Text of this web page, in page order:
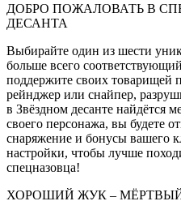
ДОБРО ПОЖАЛОВАТЬ В
ДЕСАНТА
Выбирайте один из шести
больше всего
поддержите своих товарищей
рейнджер или снайпер,
в Звёздном десанте найдётся
своего персонажа, вы будете
снаряжение и бонусы вашего
настройки, чтобы лучше
спецназовца!
ХОРОШИЙ ЖУК –